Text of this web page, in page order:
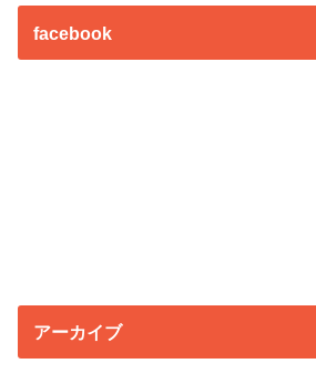
facebook
アーカイブ